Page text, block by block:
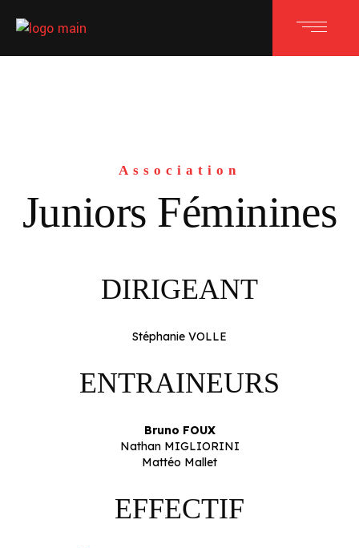
Association
Juniors Féminines
DIRIGEANT
Stéphanie VOLLE
ENTRAINEURS
Bruno FOUX
Nathan MIGLIORINI
Mattéo Mallet
EFFECTIF